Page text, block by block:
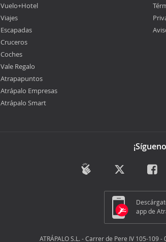
Vuelo+Hotel
Viajes
Escapadas
Cruceros
Coches
Vale Regalo
Atrapapuntos
Atrápalo Empresas
Atrápalo Smart
app de
ATRÁPALO S.L. - Carrer de Pere IV 105-109